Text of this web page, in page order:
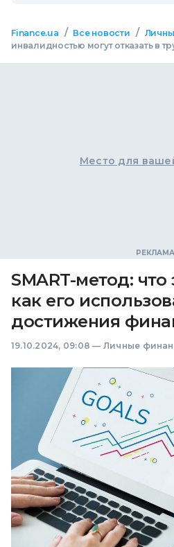
Finance.ua / Все новости /
инвалидностью могут отказать в
Место для
SMART-метод: что
как его
достижения
19.10.2024, 09:08 — Личные